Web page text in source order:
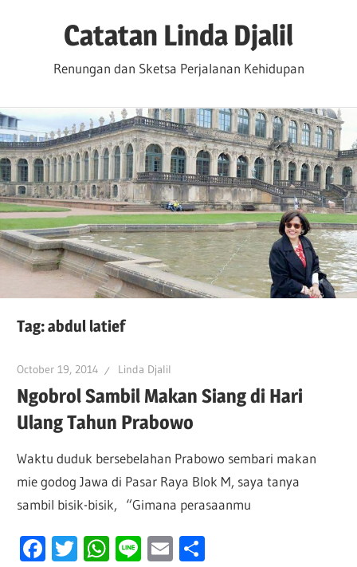
Catatan Linda Djalil
Renungan dan Sketsa Perjalanan Kehidupan
Tag:abdul latief
October 19, 2014 Linda Djalil
Ngobrol Sambil Makan Siang di Hari
Ulang Tahun Prabowo
Waktu duduk bersebelahan Prabowo sembari makan
mie godog Jawa di Pasar Raya Blok M, saya tanya
sambil bisik-bisik, “Gimana perasaanmu
Facebook
Twitter
WhatsApp
LineEmail